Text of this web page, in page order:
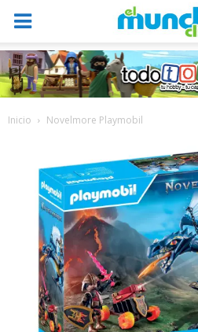
Inicio Novelmore Playmobil